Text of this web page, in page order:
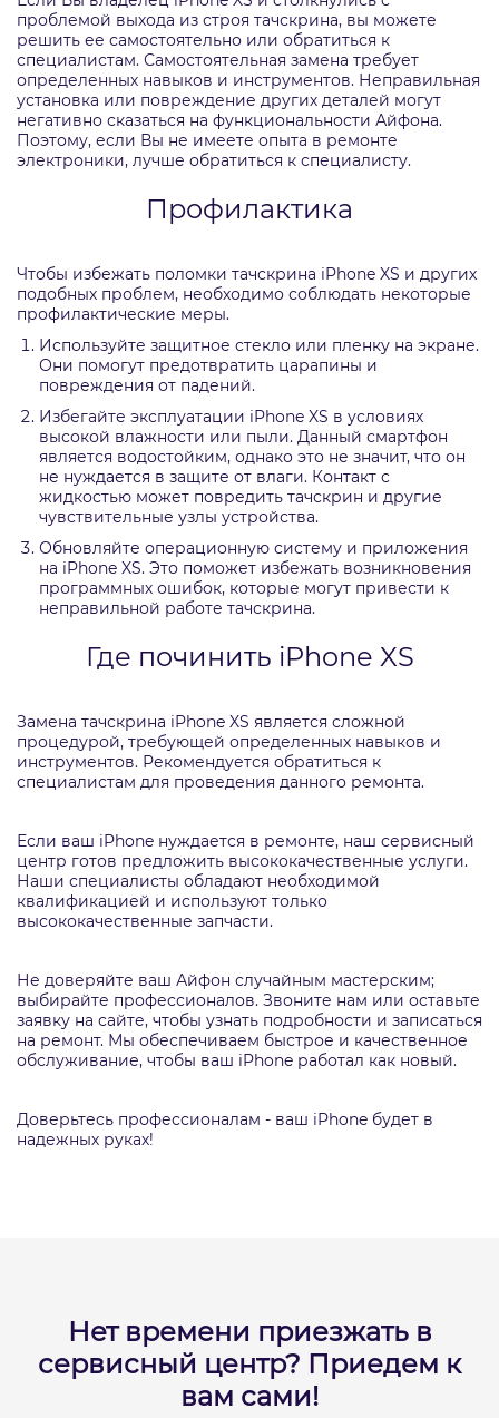
проблемой выхода из строя тачскрина, вы можете
решить ее самостоятельно или обратиться к
специалистам. Самостоятельная замена требует
определенных навыков и инструментов. Неправильная
установка или повреждение других деталей могут
негативно сказаться на функциональности Айфона.
Поэтому, если Вы не имеете опыта в ремонте
электроники, лучше обратиться к специалисту.
Профилактика
Чтобы избежать поломки тачскрина iPhone XS и других
подобных проблем, необходимо соблюдать некоторые
профилактические меры.
Используйте защитное стекло или пленку на экране.
Они помогут предотвратить царапины и
повреждения от падений.
Избегайте эксплуатации iPhone XS в условиях
высокой влажности или пыли. Данный смартфон
является водостойким, однако это не значит, что он
не нуждается в защите от влаги. Контакт с
жидкостью может повредить тачскрин и другие
чувствительные узлы устройства.
Обновляйте операционную систему и приложения
на iPhone XS. Это поможет избежать возникновения
программных ошибок, которые могут привести к
неправильной работе тачскрина.
Где починить iPhone XS
Замена тачскрина iPhone XS является сложной
процедурой, требующей определенных навыков и
инструментов. Рекомендуется обратиться к
специалистам для проведения данного ремонта.
Если ваш iPhone нуждается в ремонте, наш сервисный
центр готов предложить высококачественные услуги.
Наши специалисты обладают необходимой
квалификацией и используют только
высококачественные запчасти.
Не доверяйте ваш Айфон случайным мастерским;
выбирайте профессионалов. Звоните нам или оставьте
заявку на сайте, чтобы узнать подробности и записаться
на ремонт. Мы обеспечиваем быстрое и качественное
обслуживание, чтобы ваш iPhone работал как новый.
Доверьтесь профессионалам - ваш iPhone будет в
надежных руках!
Нет времени приезжать в
сервисный центр? Приедем к
вам сами!